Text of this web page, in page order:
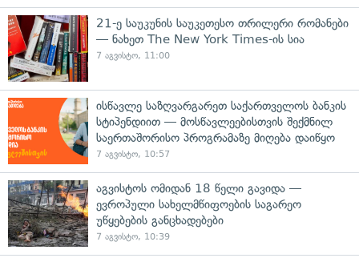
21-ე საუკუნის საუკეთესო თრილერი რომანები
— ნახეთ The New York Times-ის სია
7 აგვისტო, 11:00
ისწავლე საზღვარგარეთ საქართველოს ბანკის
სტიპენდიით — მოსწავლეებისთვის შექმნილ
საერთაშორისო პროგრამაზე მიღება დაიწყო
7 აგვისტო, 10:57
აგვისტოს ომიდან 18 წელი გავიდა —
ევროპული სახელმწიფოების საგარეო
უწყებების განცხადებები
7 აგვისტო, 10:39